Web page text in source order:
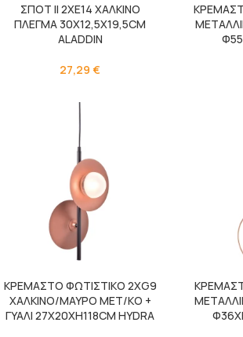
ΣΠΟΤ II 2XE14 ΧΑΛΚΙΝΟ
ΠΛΕΓΜΑ 30X12,5X19,5CM
ALADDIN
27,29€
ΚΡΕΜΑΣΤΟ ΦΩΤΙΣΤΙΚΟ 2ΧG9
ΧΑΛΚΙΝΟ/ΜΑΥΡΟ ΜΕΤ/ΚΟ +
ΓΥΑΛΙ 27Χ20ΧΗ118CM HYDRA